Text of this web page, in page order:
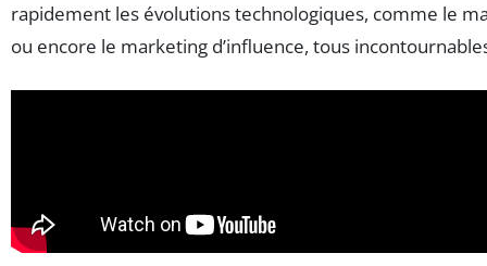
rapidement les évolutions technologiques, comme le
ou encore le marketing d’influence, tous